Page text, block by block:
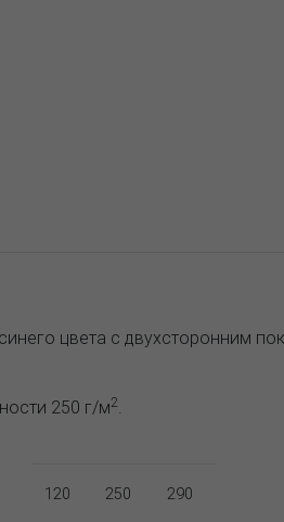
цвета с двухсторонним
250 г/м2.
120 250 290